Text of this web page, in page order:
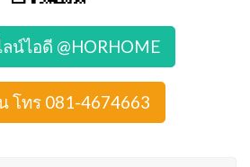
น์ไอดี @HORHOME
โทร 081-4674663